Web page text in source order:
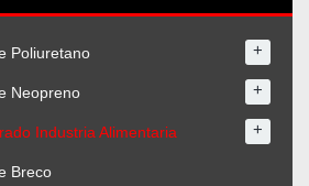
Poliuretano +
Neopreno +
Industria Alimentaria +
Breco